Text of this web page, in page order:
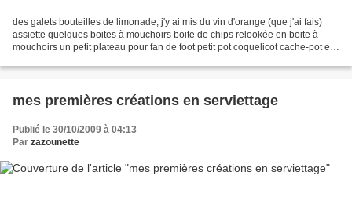
des galets bouteilles de limonade, j'y ai mis du vin d'orange (que j'ai fais)
assiette quelques boites à mouchoirs boite de chips relookée en boite à
mouchoirs un petit plateau pour fan de foot petit pot coquelicot cache-pot en
mes premières créations en serviettage
Publié le 30/10/2009 à 04:13
Par zazounette